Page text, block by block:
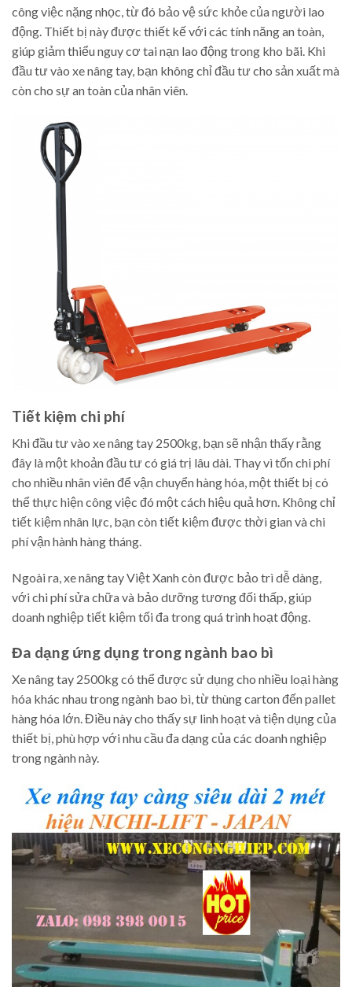
công việc nặng nhọc, từ đó bảo vệ sức khỏe của người lao
động. Thiết bị này được thiết kế với các tính năng an toàn,
giúp giảm thiểu nguy cơ tai nạn lao động trong kho bãi. Khi
đầu tư vào xe nâng tay, bạn không chỉ đầu tư cho sản xuất mà
còn cho sự an toàn của nhân viên.
Tiết kiệm chi phí
Khi đầu tư vào xe nâng tay 2500kg, bạn sẽ nhận thấy rằng
đây là một khoản đầu tư có giá trị lâu dài. Thay vì tốn chi phí
cho nhiều nhân viên để vận chuyển hàng hóa, một thiết bị có
thể thực hiện công việc đó một cách hiệu quả hơn. Không chỉ
tiết kiệm nhân lực, bạn còn tiết kiệm được thời gian và chi
phí vận hành hàng tháng.
Ngoài ra, xe nâng tay Việt Xanh còn được bảo trì dễ dàng,
với chi phí sửa chữa và bảo dưỡng tương đối thấp, giúp
doanh nghiệp tiết kiệm tối đa trong quá trình hoạt động.
Đa dạng ứng dụng trong ngành bao bì
Xe nâng tay 2500kg có thể được sử dụng cho nhiều loại hàng
hóa khác nhau trong ngành bao bì, từ thùng carton đến pallet
hàng hóa lớn. Điều này cho thấy sự linh hoạt và tiện dụng của
thiết bị, phù hợp với nhu cầu đa dạng của các doanh nghiệp
trong ngành này.